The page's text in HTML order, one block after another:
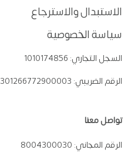
الاستبدال والاسترجاع
سياسة الخصوصية
السجل التجاري: 1010174856
الرقم الضريبي: 301266772900003
تواصل معنا
الرقم المجاني: 8004300030